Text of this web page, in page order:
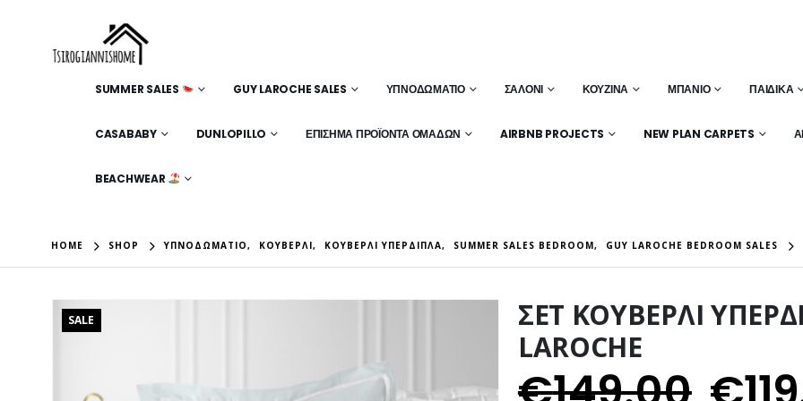
SUMMER SALES GUY LAROCHE SALES ΥΠΝΟΔΩΜΆΤΙΟ ΣΑΛΌΝΙ ΚΟΥΖΊΝΑ ΜΠΆΝΙΟ ΠΑΙΔΙΚΆ
CASABABY DUNLOPILLO ΕΠΊΣΗΜΑ ΠΡΟΪΌΝΤΑ ΟΜΆΔΩΝ AIRBNB PROJECTS NEW PLAN CARPETS
BEACHWEAR
HOME SHOP ΥΠΝΟΔΩΜΆΤΙΟ, ΚΟΥΒΕΡΛΊ, ΚΟΥΒΕΡΛΊ ΥΠΈΡΔΙΠΛΑ, SUMMER SALES BEDROOM, GUY LAROCHE BEDROOM SALES
SALE
ΣΕΤ ΚΟΥΒΕΡΛΙ
LAROCHE